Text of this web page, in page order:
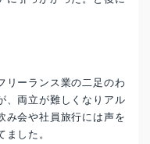
リーランス業の二足のわ
、両立が難しくなりアル
み会や社員旅行には声を
した。